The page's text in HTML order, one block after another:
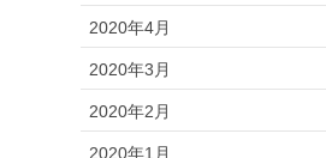
2020年4月
2020年3月
2020年2月
2020年1月